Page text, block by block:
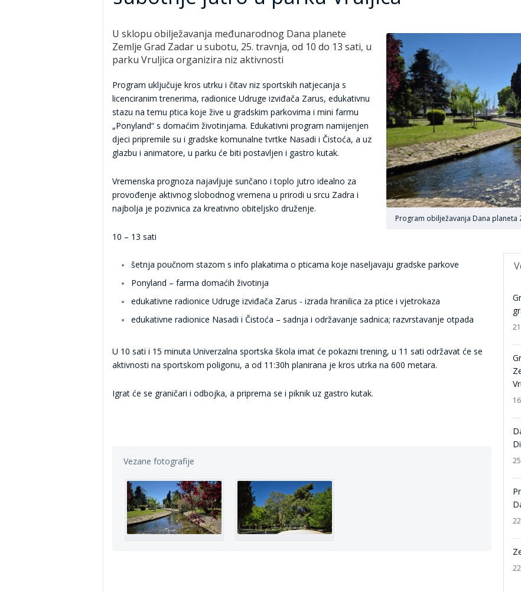
Program obilježavanja Dana
U sklopu obilježavanja međunarodnog Dana planete
Zemlje Grad Zadar u subotu, 25. travnja, od 10 do 13 sati, u
parku Vruljica organizira niz aktivnosti
Program uključuje kros utrku i čitav niz sportskih natjecanja s
licenciranim trenerima, radionice Udruge izviđača Zarus, edukativnu
stazu na temu ptica koje žive u gradskim parkovima i mini farmu
„Ponyland“ s domaćim životinjama. Edukativni program namijenjen
djeci pripremile su i gradske komunalne tvrtke Nasadi i Čistoća, a uz
glazbu i animatore, u parku će biti postavljen i gastro kutak.
Vremenska prognoza najavljuje sunčano i toplo jutro idealno za
provođenje aktivnog slobodnog vremena u prirodi u srcu Zadra i
najbolja je pozivnica za kreativno obiteljsko druženje.
10 – 13 sati
šetnja poučnom stazom s info plakatima o pticama koje naseljavaju gradske parkove
Ponyland – farma domaćih životinja
edukativne radionice Udruge izviđača Zarus - izrada hranilica za ptice i vjetrokaza
edukativne radionice Nasadi i Čistoća – sadnja i održavanje sadnica; razvrstavanje otpada
U 10 sati i 15 minuta Univerzalna sportska škola imat će pokazni trening, u 11 sati održavat će se
aktivnosti na sportskom poligonu, a od 11:30h planirana je kros utrka na 600 metara.
Igrat će se graničari i odbojka, a priprema se i piknik uz gastro kutak.
Vezane fotografije